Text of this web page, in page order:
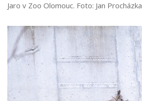
Jaro v Zoo Olomouc. Foto: Jan Procházka